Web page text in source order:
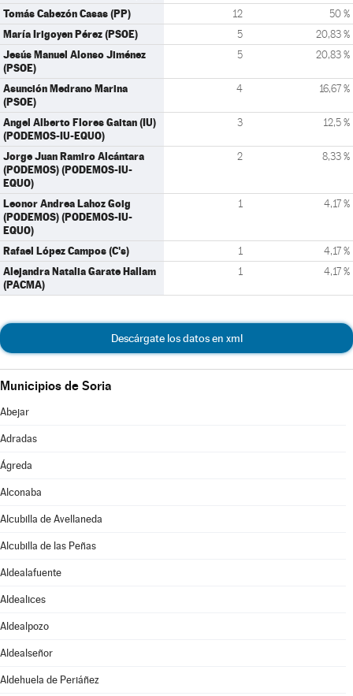
Tomás Cabezón Casas (PP) 12 50 %
María Irigoyen Pérez (PSOE) 5 20,83 %
Jesús Manuel Alonso Jiménez
(PSOE)
5 20,83 %
Asunción Medrano Marina
(PSOE)
4 16,67 %
Angel Alberto Flores Gaitan (IU)
(PODEMOS-IU-EQUO)
3 12,5 %
Jorge Juan Ramiro Alcántara
(PODEMOS) (PODEMOS-IU-
EQUO)
2 8,33 %
Leonor Andrea Lahoz Goig
(PODEMOS) (PODEMOS-IU-
EQUO)
1 4,17 %
Rafael López Campos (C's) 1 4,17 %
Alejandra Natalia Garate Hallam
(PACMA)
1 4,17 %
Descárgate los datos en xml
Municipios de Soria
Abejar
Adradas
Ágreda
Alconaba
Alcubilla de Avellaneda
Alcubilla de las Peñas
Aldealafuente
Aldealices
Aldealpozo
Aldealseñor
Aldehuela de Periáñez